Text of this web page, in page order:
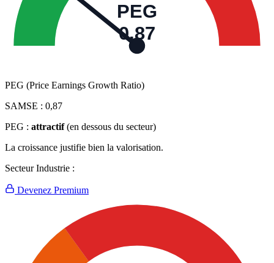
PEG
0,87
PEG (Price Earnings Growth Ratio)
SAMSE : 0,87
PEG : attractif (en dessous du secteur)
La croissance justifie bien la valorisation.
Secteur Industrie :
Devenez Premium